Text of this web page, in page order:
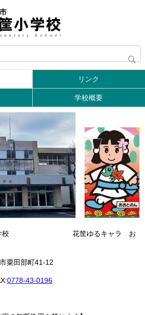
リンク
学校概要
学校 花筐ゆるキャラ お
粟田部町41-12
0778-43-0196